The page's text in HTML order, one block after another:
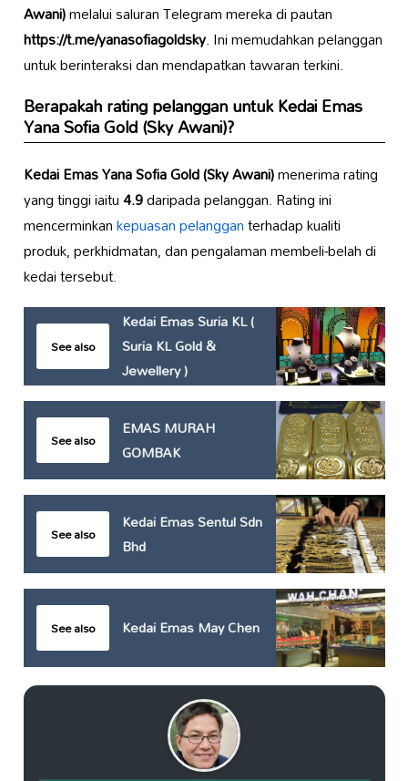
Awani)melalui saluran Telegram mereka di pautan
https://t.me/yanasofiagoldsky. Ini memudahkan pelanggan
untuk berinteraksi dan mendapatkan tawaran terkini.
Berapakah rating pelanggan untukKedai Emas
Yana Sofia Gold (Sky Awani)?
Kedai Emas Yana Sofia Gold (Sky Awani)menerima rating
yang tinggi iaitu4.9daripada pelanggan. Rating ini
mencerminkankepuasan pelangganterhadap kualiti
produk, perkhidmatan, dan pengalaman membeli-belah di
kedai tersebut.
See also
Kedai Emas Suria KL (
Suria KL Gold &
Jewellery )
See also
EMAS MURAH
GOMBAK
See also
Kedai Emas Sentul Sdn
Bhd
See also Kedai Emas May Chen